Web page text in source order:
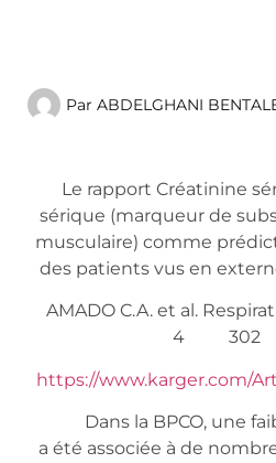
Par ABDELGHANI
Le rapport Créatinine
sérique (marqueur de
musculaire) comme
des patients vus en
AMADO C.A. et al.
4 302
https://www.karger.com/
Dans la BPCO, une
a été associée à de